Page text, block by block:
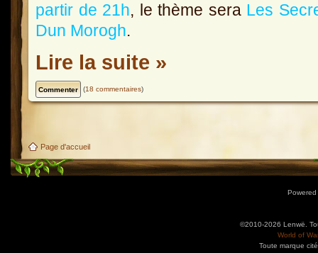
partir de 21h, le thème sera Les
Dun Morogh.
Lire la suite »
(18 commentaires)
Page d'accueil
©2010-2026 Lenwë.
World of
Toute marque